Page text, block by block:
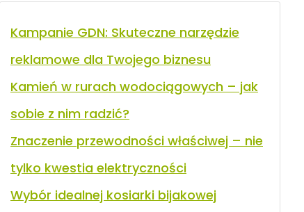
Kampanie GDN: Skuteczne narzędzie
reklamowe dla Twojego biznesu
Kamień w rurach wodociągowych – jak
sobie z nim radzić?
Znaczenie przewodności właściwej – nie
tylko kwestia elektryczności
Wybór idealnej kosiarki bijakowej